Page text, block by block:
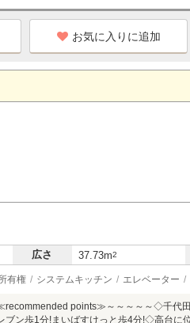
お気に入りに追加
広さ 37.73m2
有権 システムキッチン エレベーター
points≫～～～～～◇千代
ン歩1分!まいばすけっと歩4分!◇高台に